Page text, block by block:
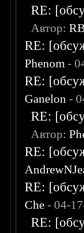
RE:
Автор:
RE:
Phenom -
RE:
Ganelon -
RE:
Автор:
RE:
RE:
Che - 04-
RE: